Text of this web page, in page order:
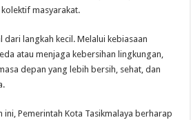
masyarakat.
dari langkah kecil. Melalui kebiasaan
atau menjaga kebersihan lingkungan,
depan yang lebih bersih, sehat, dan
Pemerintah Kota Tasikmalaya berharap